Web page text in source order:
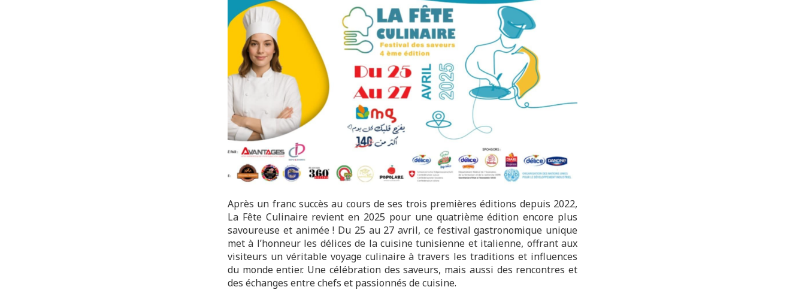
Après un franc succès au cours de ses trois premières éditions depuis 2022,
La Fête Culinaire revient en 2025 pour une quatrième édition encore plus
savoureuse et animée ! Du 25 au 27 avril, ce festival gastronomique unique
met à l’honneur les délices de la cuisine tunisienne et italienne, offrant aux
visiteurs un véritable voyage culinaire à travers les traditions et influences
du monde entier. Une célébration des saveurs, mais aussi des rencontres et
des échanges entre chefs et passionnés de cuisine.